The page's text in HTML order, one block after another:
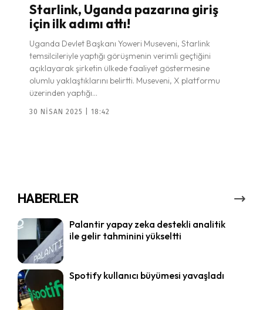
Starlink, Uganda pazarına giriş
için ilk adımı attı!
Uganda Devlet Başkanı Yoweri Museveni, Starlink
temsilcileriyle yaptığı görüşmenin verimli geçtiğini
açıklayarak şirketin ülkede faaliyet göstermesine
olumlu yaklaştıklarını belirtti. Museveni, X platformu
üzerinden yaptığı...
30 NISAN 2025 | 18:42
HABERLER
Palantir yapay zeka destekli analitik
ile gelir tahminini yükseltti
Spotify kullanıcı büyümesi yavaşladı